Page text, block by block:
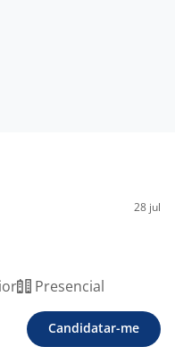
28 jul
Presencial
Candidatar-me